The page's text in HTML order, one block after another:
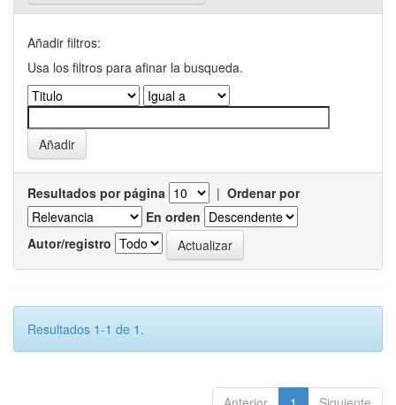
Añadir filtros:
Usa los filtros para afinar la busqueda.
Resultados por página | Ordenar por
En orden
Autor/registro
Resultados 1-1 de 1.